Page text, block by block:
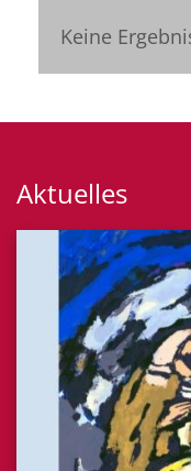
Keine
Aktuelles